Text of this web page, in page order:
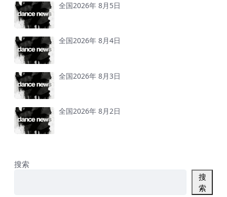
全国2026年 8月5日
全国2026年 8月4日
全国2026年 8月3日
全国2026年 8月2日
搜索
搜
索